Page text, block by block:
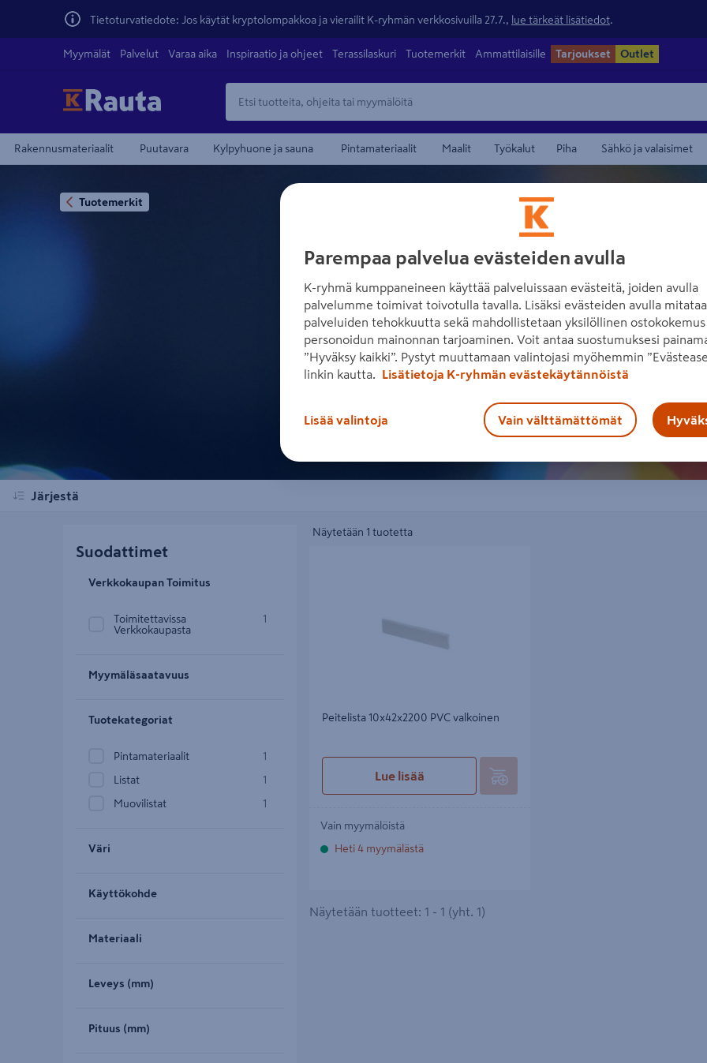
Tietoturvatiedote: Jos käytät kryptolompakkoa ja vierailit K-ryhmän verkkosivuilla 27.7., lue tärkeät lisätiedot
Myymälät Palvelut Varaa aika Inspiraatio ja ohjeet Terassilaskuri Tuotemerkit Ammattilaisille Tarjoukset Outlet
Rakennusmateriaalit Puutavara Kylpyhuone ja sauna Pintamateriaalit Maalit Työkalut Piha Sähkö ja valaisimet
Tuotemerkit
VIAMONT
Järjestä
Suodattimet
Verkkokaupan Toimitus
Toimitettavissa
Verkkokaupasta
1
Myymäläsaatavuus
Tuotekategoriat
Pintamateriaalit 1
Listat 1
Muovilistat 1
Väri
Käyttökohde
Materiaali
Leveys (mm)
Pituus (mm)
Näytetään 1 tuotetta
Peitelista 10x42x2200 PVC valkoinen
Lue lisää
Vain myymälöistä
Heti 4 myymälästä
Näytetään tuotteet: 1 - 1 (yht. 1)
Parempaa palvelua evästeiden avulla
K-ryhmä kumppaneineen käyttää palveluissaan evästeitä, joiden avulla
palvelumme toimivat toivotulla tavalla. Lisäksi evästeiden avulla
palveluiden tehokkuutta sekä mahdollistetaan yksilöllinen ostokokemus
personoidun mainonnan tarjoaminen. Voit antaa suostumuksesi
”Hyväksy kaikki”. Pystyt muuttamaan valintojasi myöhemmin
linkin kautta.
Lisätietoja K-ryhmän evästekäytännöistä
Lisää valintoja Vain välttämättömät